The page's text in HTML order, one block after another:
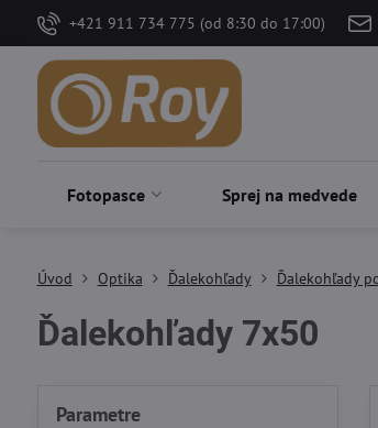
+421 911 734 775 (od 8:30 do 17:00)
Fotopasce Sprej na medvede
Úvod Optika Ďalekohľady Ďalekohľady
Ďalekohľady 7x50
Parametre